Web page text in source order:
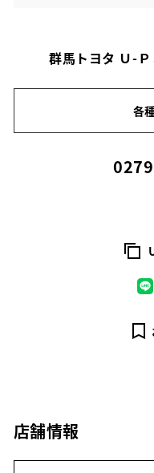
群馬トヨタ Ｕ-
各
店舗情報